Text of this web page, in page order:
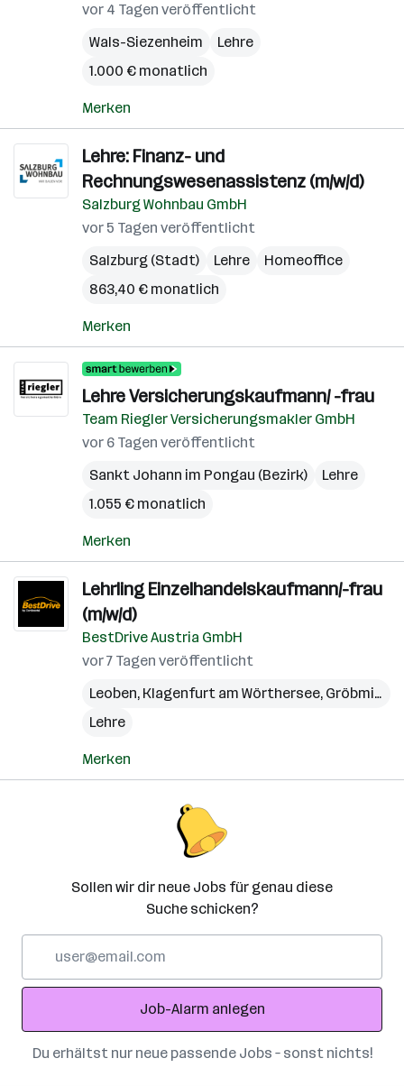
vor 4 Tagen veröffentlicht
Wals-Siezenheim
Lehre
1.000 € monatlich
Merken
Lehre: Finanz- und
Rechnungswesenassistenz (m/w/d)
Salzburg Wohnbau GmbH
vor 5 Tagen veröffentlicht
Salzburg (Stadt)
Lehre
Homeoffice
863,40 € monatlich
Merken
Lehre Versicherungskaufmann/ -frau
Team Riegler Versicherungsmakler GmbH
vor 6 Tagen veröffentlicht
Sankt Johann im Pongau (Bezirk)
Lehre
1.055 € monatlich
Merken
Lehrling Einzelhandelskaufmann/-frau
(m/w/d)
BestDrive Austria GmbH
vor 7 Tagen veröffentlicht
Leoben, Klagenfurt am Wörthersee, Gröbming
Lehre
Merken
Sollen wir dir neue Jobs für genau diese
Suche schicken?
Adresse
Job-Alarm anlegen
Du erhältst nur neue passende Jobs – sonst nichts!